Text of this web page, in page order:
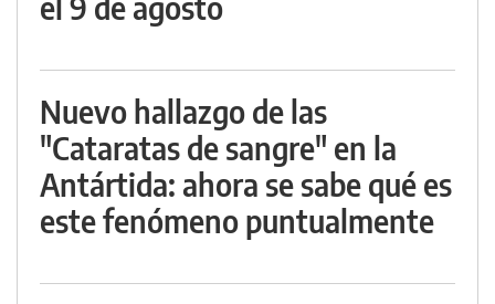
Nuevo hallazgo de las
"Cataratas de sangre" en la
Antártida: ahora se sabe qué es
este fenómeno puntualmente